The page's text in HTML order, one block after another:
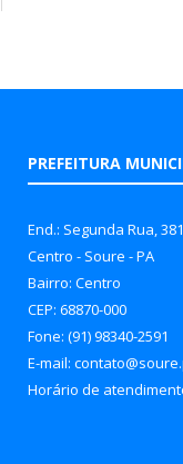
PREFEITURA
End.: Segunda Rua, 381
Centro - Soure - PA
Bairro: Centro
CEP: 68870-000
Fone: (91) 98340-2591
E-mail:
Horário de